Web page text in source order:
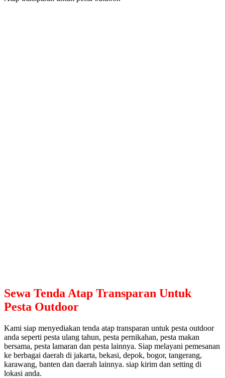
Sewa Tenda Atap Transparan Untuk
Pesta Outdoor
Kami siap menyediakan tenda atap transparan untuk pesta outdoor
anda seperti pesta ulang tahun, pesta pernikahan, pesta makan
bersama, pesta lamaran dan pesta lainnya. Siap melayani pemesanan
ke berbagai daerah di jakarta, bekasi, depok, bogor, tangerang,
karawang, banten dan daerah lainnya. siap kirim dan setting di
lokasi anda.